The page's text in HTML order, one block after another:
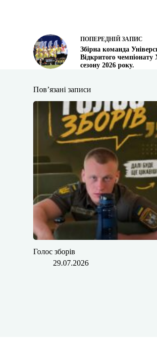
ПОПЕРЕДНІЙЗАПИС
Збірна команда
Відкритого
сезону 2026 року.
Пов’язані записи
Голос зборів
29.07.2026